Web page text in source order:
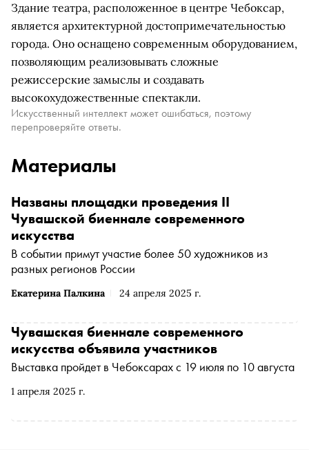
Здание театра, расположенное в центре Чебоксар,
является архитектурной достопримечательностью
города. Оно оснащено современным оборудованием,
позволяющим реализовывать сложные
режиссерские замыслы и создавать
высокохудожественные спектакли.
Искусственный интеллект может ошибаться, поэтому
перепроверяйте ответы.
Материалы
Екатерина Палкина 24 апреля 2025 г.
Названы площадки проведения II
Чувашской биеннале современного
искусства
В событии примут участие более 50 художников из
разных регионов России
1 апреля 2025 г.
Чувашская биеннале современного
искусства объявила участников
Выставка пройдет в Чебоксарах с 19 июля по 10 августа